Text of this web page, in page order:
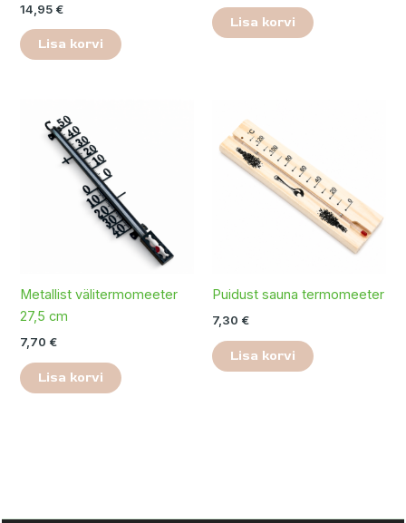
14,95 €
Lisa korvi
Lisa korvi
Metallist välitermomeeter
27,5 cm
7,70 €
Lisa korvi
Puidust sauna termomeeter
7,30 €
Lisa korvi